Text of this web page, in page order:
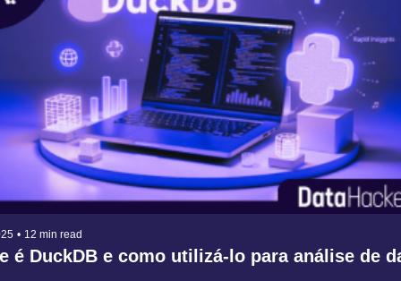
• 12 min read
é DuckDB e como utilizá-lo para análise de